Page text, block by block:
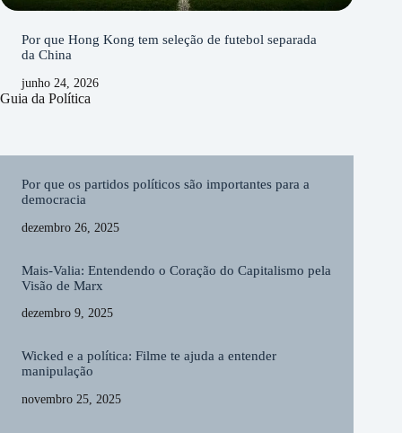
Por que Hong Kong tem seleção de futebol separada
da China
junho 24, 2026
Guia da Política
Por que os partidos políticos são importantes para a
democracia
dezembro 26, 2025
Mais-Valia: Entendendo o Coração do Capitalismo pela
Visão de Marx
dezembro 9, 2025
Wicked e a política: Filme te ajuda a entender
manipulação
novembro 25, 2025